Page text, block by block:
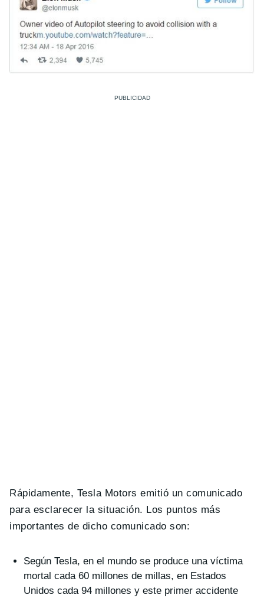
Rápidamente, Tesla Motors emitió un comunicado
para esclarecer la situación. Los puntos más
importantes de dicho comunicado son:
Según Tesla, en el mundo se produce una víctima
mortal cada 60 millones de millas, en Estados
Unidos cada 94 millones y este primer accidente